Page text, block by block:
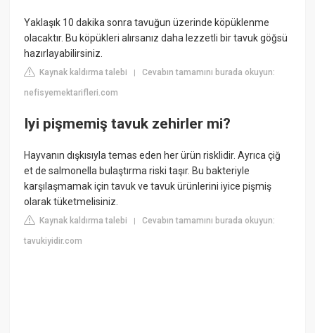
Yaklaşık 10 dakika sonra tavuğun üzerinde köpüklenme
olacaktır. Bu köpükleri alırsanız daha lezzetli bir tavuk göğsü
hazırlayabilirsiniz.
Kaynak kaldırma talebi |Cevabın tamamını burada okuyun:
nefisyemektarifleri.com
Iyi pişmemiş tavuk zehirler mi?
Hayvanın dışkısıyla temas eden her ürün risklidir. Ayrıca çiğ
et de salmonella bulaştırma riski taşır. Bu bakteriyle
karşılaşmamak için tavuk ve tavuk ürünlerini iyice pişmiş
olarak tüketmelisiniz.
Kaynak kaldırma talebi |Cevabın tamamını burada okuyun:
tavukiyidir.com